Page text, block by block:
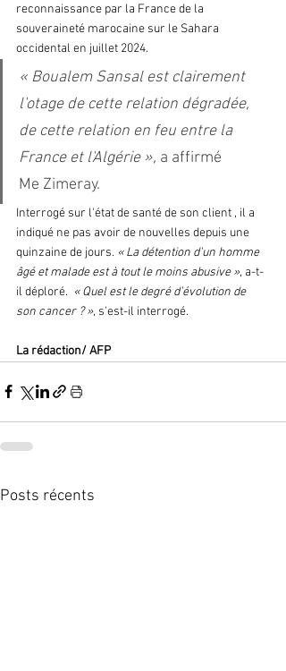
reconnaissance par la France de la
souveraineté marocaine sur le Sahara
occidental en juillet 2024.
« Boualem Sansal est clairement
l'otage de cette relation dégradée,
de cette relation en feu entre la
France et l'Algérie », a affirmé
Me Zimeray.
Interrogé sur l'état de santé de son client , il a
indiqué ne pas avoir de nouvelles depuis une
quinzaine de jours. « La détention d'un homme
âgé et malade est à tout le moins abusive », a-t-
il déploré. « Quel est le degré d'évolution de
son cancer ? », s'est-il interrogé.
La rédaction/ AFP
Posts récents